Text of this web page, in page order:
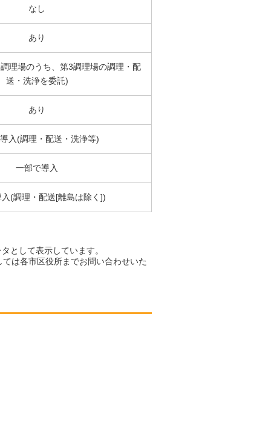
なし
あり
理場のうち、第3調理場の調理・配
送・洗浄を委託)
あり
入(調理・配送・洗浄等)
一部で導入
(調理・配送[離島は除く])
として表示しています。
は各市区役所までお問い合わせいた